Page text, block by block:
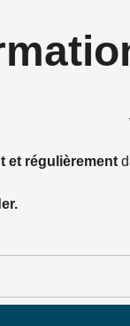
et régulièrement